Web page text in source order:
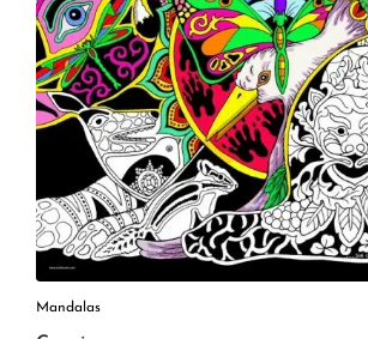
Mandalas